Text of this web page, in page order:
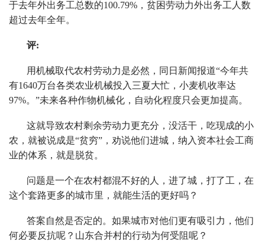
于去年外出务工总数的100.79%，贫困劳动力外出务工人数
超过去年全年。
评:
用机械取代农村劳动力是必然，同日新闻报道“今年共
有1640万台各类农业机械投入三夏大忙，小麦机收率达
97%。”未来各种作物机械化，自动化程度只会更加提高。
这就导致农村剩余劳动力更充分，没活干，吃现成的小
农，就被说成是“贫穷”，劝说他们进城，纳入资本社会工商
业的体系，就是脱贫。
问题是一个在农村都混不好的人，进了城，打了工，在
这个套路更多的城市里，就能生活的更好吗？
答案自然是否定的。如果城市对他们更有吸引力，他们
何必要反抗呢？山东合并村的行动为何受阻呢？